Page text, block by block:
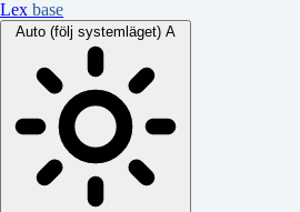
Lex base
Auto (följ systemläget) A